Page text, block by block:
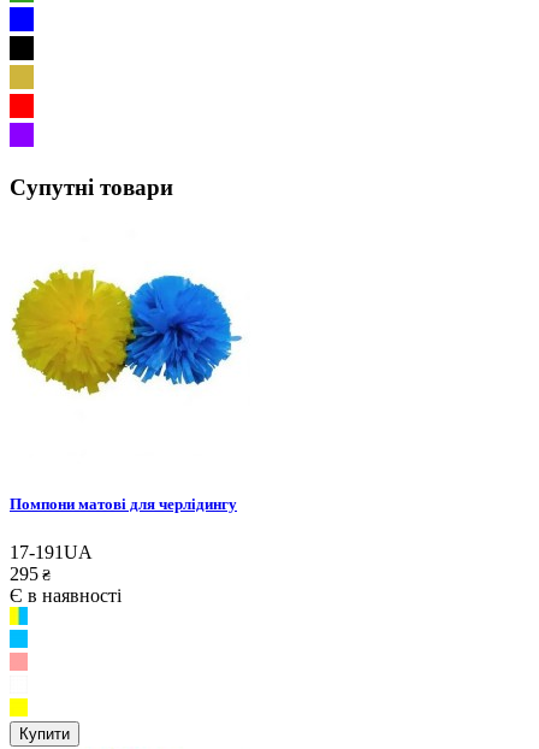
Супутні товари
Помпони матові для черлідингу
17-191UA
295 ₴
Є в наявності
Купити